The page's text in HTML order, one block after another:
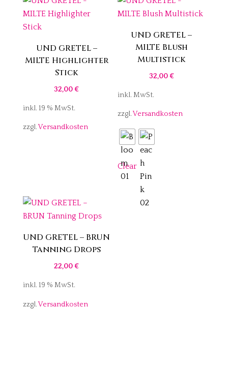
UND GRETEL –
MILTE Highlighter
Stick
32,00€
inkl. 19 % MwSt.
zzgl.Versandkosten
UND GRETEL –
MILTE Blush
Multistick
32,00€
inkl. MwSt.
zzgl.Versandkosten
Clear
UND GRETEL – BRUN
Tanning Drops
22,00€
inkl. 19 % MwSt.
zzgl.Versandkosten